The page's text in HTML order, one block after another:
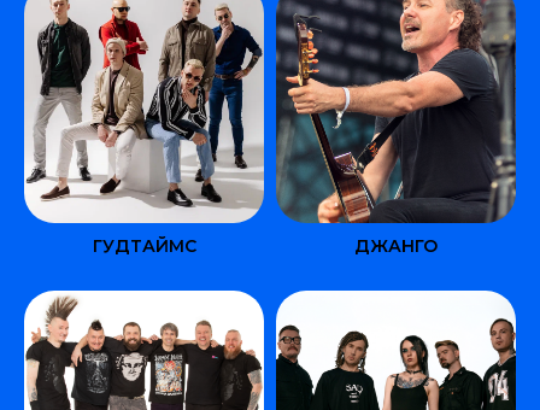
ГУДТАЙМС ДЖАНГО